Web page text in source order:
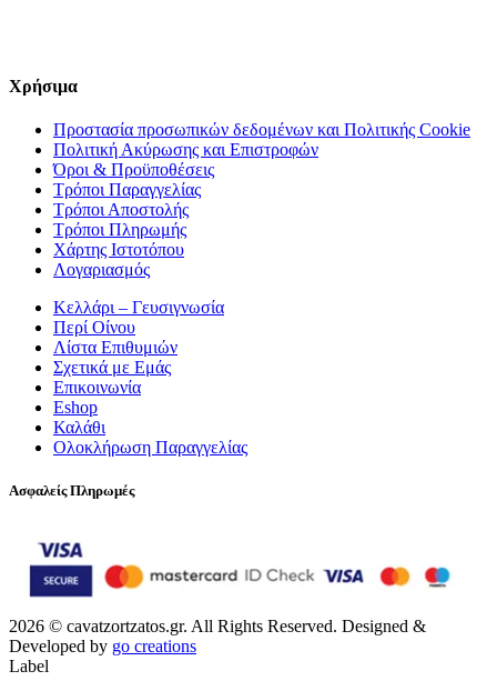
Χρήσιμα
Προστασία προσωπικών δεδομένων και Πολιτικής Cookie
Πολιτική Ακύρωσης και Επιστροφών
Όροι & Προϋποθέσεις
Τρόποι Παραγγελίας
Τρόποι Αποστολής
Τρόποι Πληρωμής
Χάρτης Ιστοτόπου
Λογαριασμός
Κελλάρι – Γευσιγνωσία
Περί Οίνου
Λίστα Επιθυμιών
Σχετικά με Εμάς
Επικοινωνία
Eshop
Καλάθι
Ολοκλήρωση Παραγγελίας
Ασφαλείς Πληρωμές
2026 © cavatzortzatos.gr. All Rights Reserved. Designed &
Developed by go creations
Label